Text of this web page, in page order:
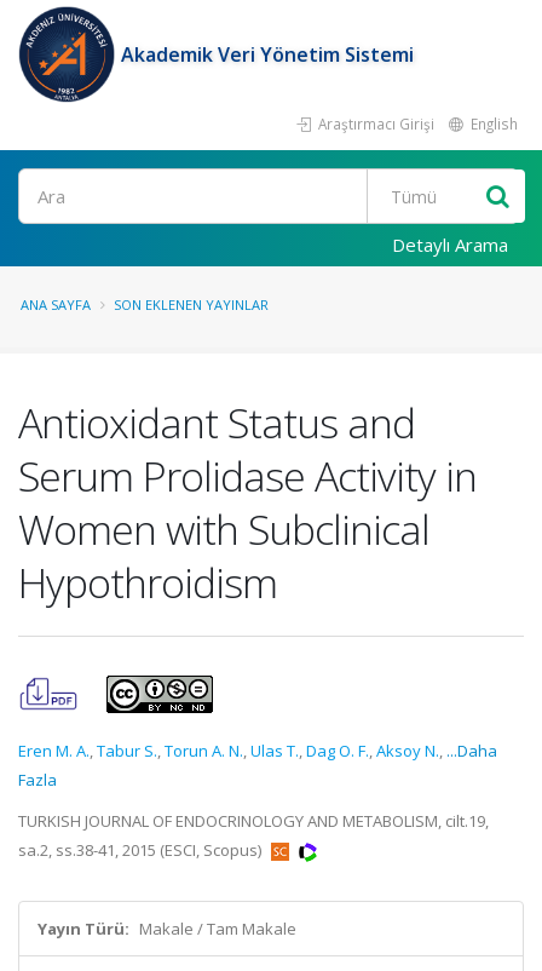
Akademik Veri Yönetim Sistemi
Araştırmacı Girişi English
Ara
Detaylı Arama
ANA SAYFA SON EKLENEN YAYINLAR
Antioxidant Status and
Serum Prolidase Activity in
Women with Subclinical
Hypothroidism
Eren M. A.,Tabur S.,Torun A. N.,Ulas T.,Dag O. F.,Aksoy N., ...Daha
Fazla
TURKISH JOURNAL OF ENDOCRINOLOGY AND METABOLISM, cilt.19,
sa.2, ss.38-41, 2015 (ESCI, Scopus)
Yayın Türü: Makale / Tam Makale